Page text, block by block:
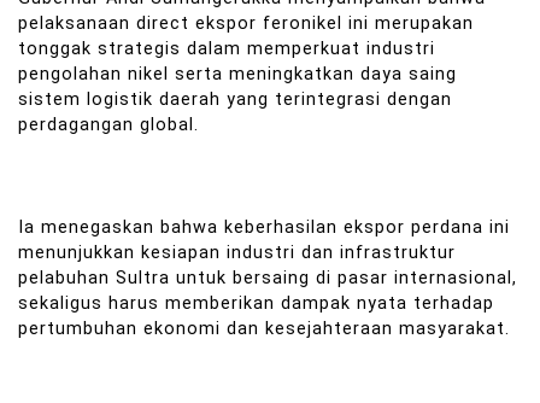
pelaksanaan direct ekspor feronikel ini merupakan
tonggak strategis dalam memperkuat industri
pengolahan nikel serta meningkatkan daya saing
sistem logistik daerah yang terintegrasi dengan
perdagangan global.
Ia menegaskan bahwa keberhasilan ekspor perdana ini
menunjukkan kesiapan industri dan infrastruktur
pelabuhan Sultra untuk bersaing di pasar internasional,
sekaligus harus memberikan dampak nyata terhadap
pertumbuhan ekonomi dan kesejahteraan masyarakat.